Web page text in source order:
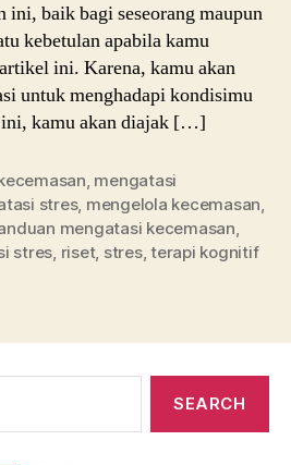
ini, baik bagi seseorang maupun
kebetulan apabila kamu
ini. Karena, kamu akan
untuk menghadapi kondisimu
kamu akan diajak […]
, mengatasi
stres, mengelola kecemasan,
mengatasi kecemasan,
stres, riset, stres,terapi kognitif